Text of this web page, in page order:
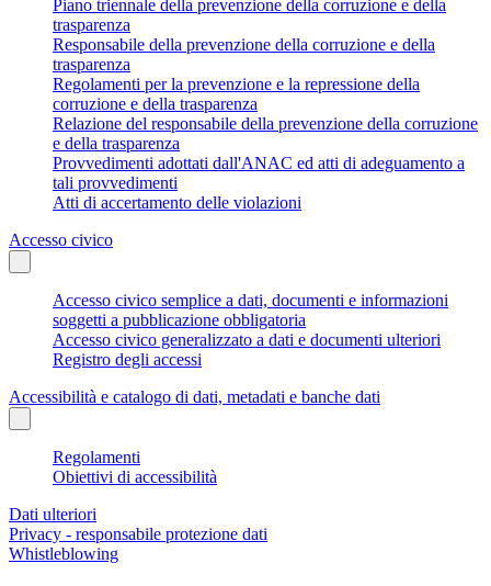
Piano triennale della prevenzione della corruzione e della
trasparenza
Responsabile della prevenzione della corruzione e della
trasparenza
Regolamenti per la prevenzione e la repressione della
corruzione e della trasparenza
Relazione del responsabile della prevenzione della corruzione
e della trasparenza
Provvedimenti adottati dall'ANAC ed atti di adeguamento a
tali provvedimenti
Atti di accertamento delle violazioni
Accesso civico
Accesso civico semplice a dati, documenti e informazioni
soggetti a pubblicazione obbligatoria
Accesso civico generalizzato a dati e documenti ulteriori
Registro degli accessi
Accessibilità e catalogo di dati, metadati e banche dati
Regolamenti
Obiettivi di accessibilità
Dati ulteriori
Privacy - responsabile protezione dati
Whistleblowing